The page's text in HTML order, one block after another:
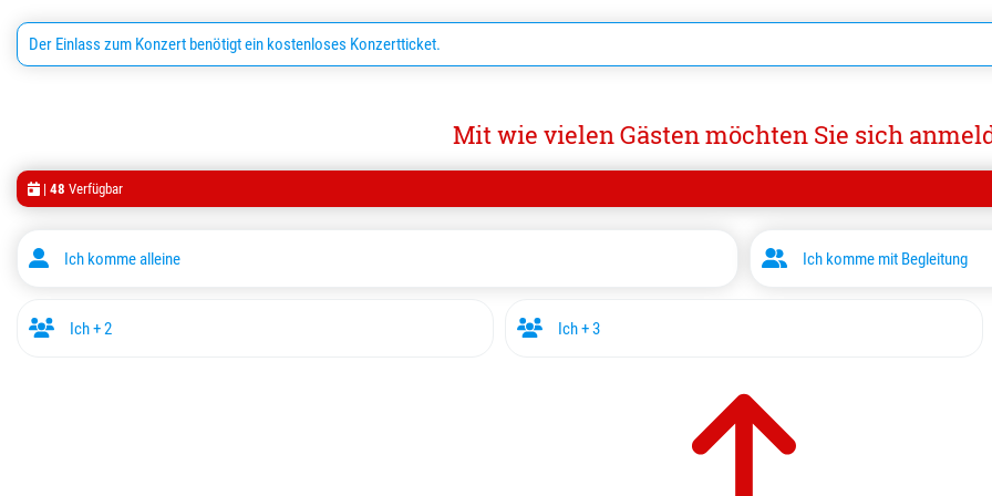
Der Einlass zum Konzert benötigt ein kostenloses Konzertticket.
Mit wie vielen Gästen möchten Sie sich
|48 Verfügbar
Ich komme alleine Ich komme mit Begleitung
Ich + 2 Ich + 3